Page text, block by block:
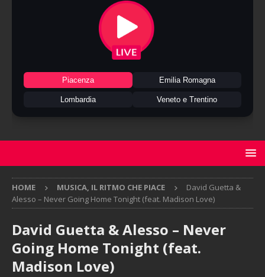
Piacenza Emilia Romagna
Lombardia Veneto e Trentino
HOME MUSICA, IL RITMO CHE PIACE
David Guetta &
Alesso – Never Going Home Tonight (feat. Madison Love)
David Guetta & Alesso – Never
Going Home Tonight (feat.
Madison Love)